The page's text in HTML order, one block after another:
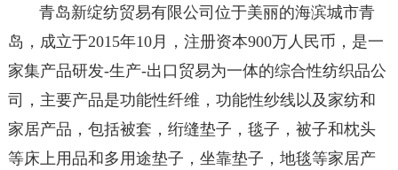
青岛新绽纺贸易有限公司位于美丽的海滨城市青
岛，成立于2015年10月，注册资本900万人民币，是一
家集产品研发-生产-出口贸易为一体的综合性纺织品公
司，主要产品是功能性纤维，功能性纱线以及家纺和
家居产品，包括被套，绗缝垫子，毯子，被子和枕头
等床上用品和多用途垫子，坐靠垫子，地毯等家居产